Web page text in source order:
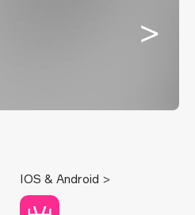
IOS & Android >